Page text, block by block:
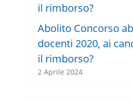
Abolito Concorso
docenti 2020, ai
il rimborso?
2 Aprile 2024